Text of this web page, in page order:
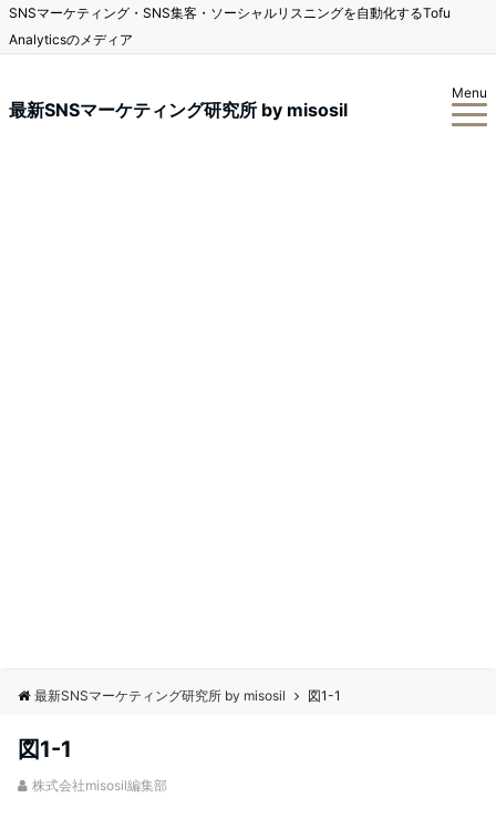
SNSマーケティング・SNS集客・ソーシャルリスニングを自動化するTofu
Analyticsのメディア
最新SNSマーケティング研究所 by misosil
Menu
最新SNSマーケティング研究所 by misosil 図1-1
図1-1
株式会社misosil編集部